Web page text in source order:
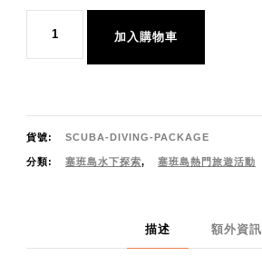
潛
加入購物車
貨號: SCUBA-DIVING-PACKAGE
分類: 塞班島水下探索, 塞班島熱門旅遊活動
描述 額外資訊